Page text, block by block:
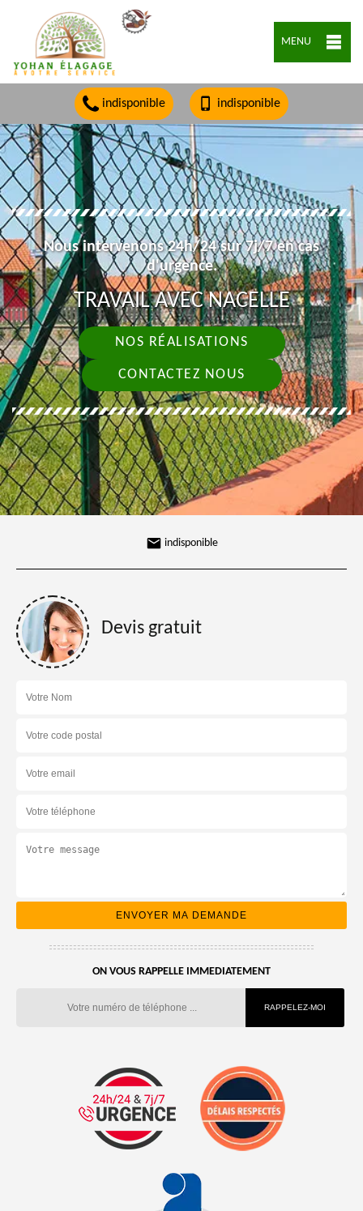
MENU
indisponible indisponible
Nous intervenons 24h/24 sur 7j/7 en cas
d'urgence.
TRAVAIL AVEC NACELLE
NOS RÉALISATIONS
CONTACTEZ NOUS
indisponible
Devis gratuit
ON VOUS RAPPELLE IMMEDIATEMENT